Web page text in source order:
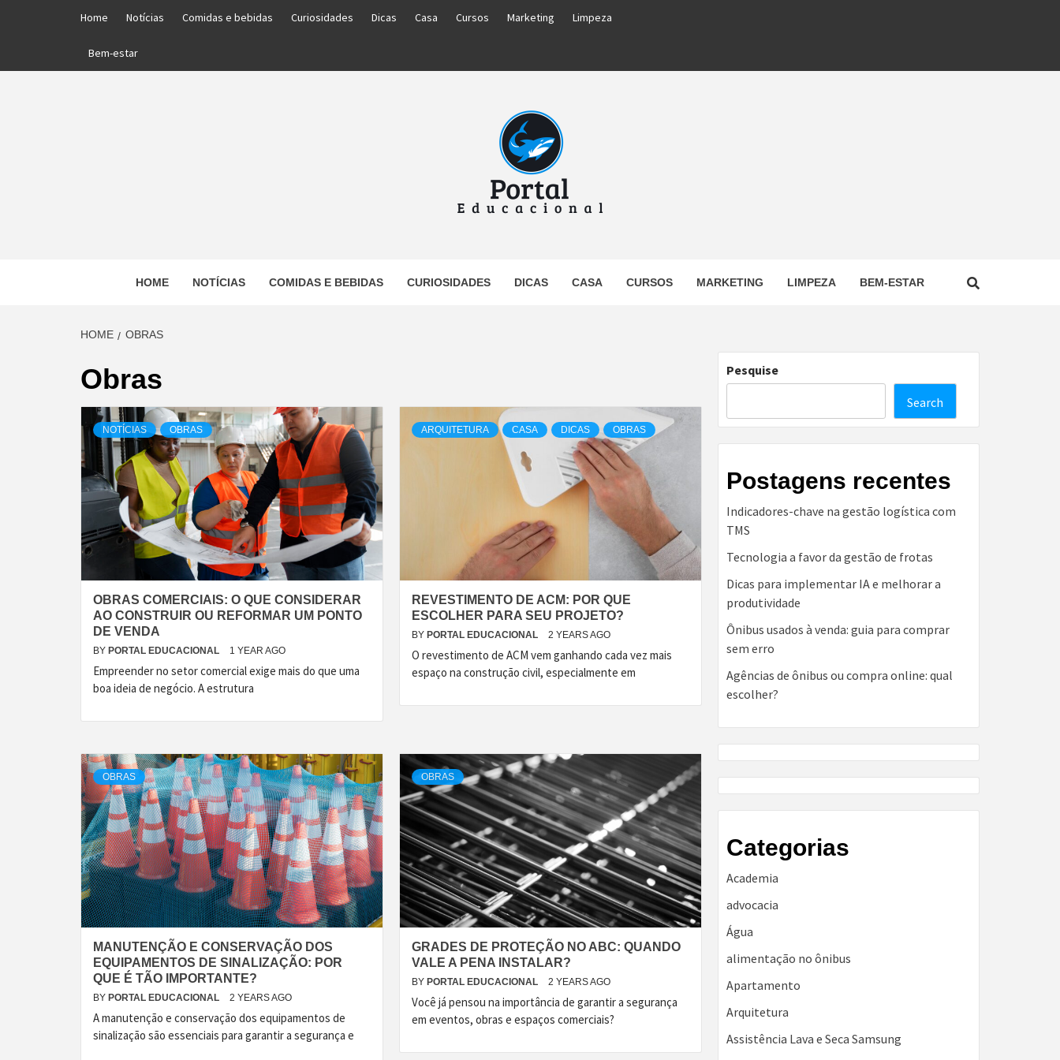
Home Notícias Comidas e bebidas Curiosidades Dicas Casa Cursos Marketing Limpeza
Bem-estar
PORTAL
EDUCACIONAL
HOME NOTÍCIAS COMIDAS E BEBIDAS CURIOSIDADES DICAS CASA CURSOS MARKETING LIMPEZA BEM-ESTAR
HOME OBRAS
Obras
NOTÍCIAS OBRAS
OBRAS COMERCIAIS: O QUE CONSIDERAR
AO CONSTRUIR OU REFORMAR UM PONTO
DE VENDA
BY PORTAL EDUCACIONAL 1 YEAR AGO
Empreender no setor comercial exige mais do que uma
boa ideia de negócio. A estrutura
ARQUITETURA CASA DICAS OBRAS
REVESTIMENTO DE ACM: POR QUE
ESCOLHER PARA SEU PROJETO?
BY PORTAL EDUCACIONAL 2 YEARS AGO
O revestimento de ACM vem ganhando cada vez mais
espaço na construção civil, especialmente em
OBRAS
MANUTENÇÃO E CONSERVAÇÃO DOS
EQUIPAMENTOS DE SINALIZAÇÃO: POR
QUE É TÃO IMPORTANTE?
BY PORTAL EDUCACIONAL 2 YEARS AGO
A manutenção e conservação dos equipamentos de
sinalização são essenciais para garantir a segurança e
OBRAS
GRADES DE PROTEÇÃO NO ABC: QUANDO
VALE A PENA INSTALAR?
BY PORTAL EDUCACIONAL 2 YEARS AGO
Você já pensou na importância de garantir a segurança
em eventos, obras e espaços comerciais?
Pesquise
Search
Postagens recentes
Indicadores-chave na gestão logística com
TMS
Tecnologia a favor da gestão de frotas
Dicas para implementar IA e melhorar a
produtividade
Ônibus usados à venda: guia para comprar
sem erro
Agências de ônibus ou compra online: qual
escolher?
Categorias
Academia
advocacia
Água
alimentação no ônibus
Apartamento
Arquitetura
Assistência Lava e Seca Samsung